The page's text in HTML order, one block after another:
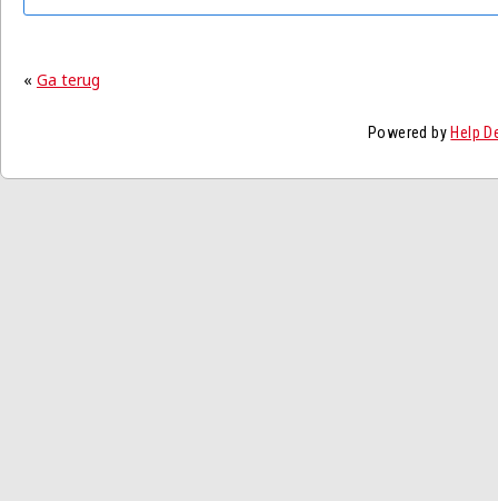
« Ga terug
Powered by Help